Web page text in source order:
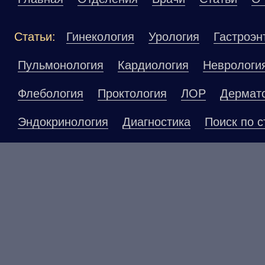
Статьи: Гинекология Урология
Пульмонология Кардиология
Флебология Проктология ЛОР
Эндокринология Диагностика Поиск по